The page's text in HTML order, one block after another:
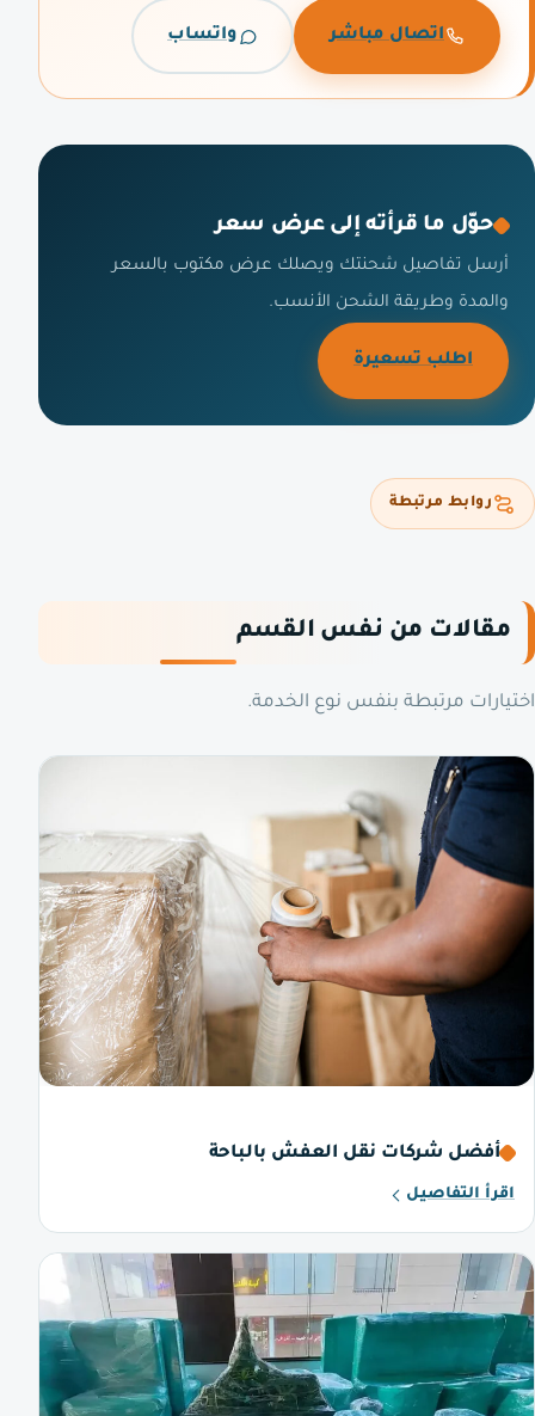
اتصال مباشر واتساب
حوّل ما قرأته إلى عرض سعر
أرسل تفاصيل شحنتك ويصلك عرض مكتوب بالسعر
والمدة وطريقة الشحن الأنسب.
اطلب تسعيرة
روابط مرتبطة
مقالات من نفس القسم
اختيارات مرتبطة بنفس نوع الخدمة.
أفضل شركات نقل العفش بالباحة
اقرأ التفاصيل